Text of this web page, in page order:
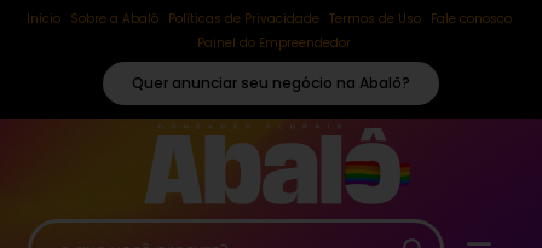
Início Sobre a Abalô Políticas de Privacidade Termos de Uso
Fale conosco
Painel do Empreendedor
Quer anunciar seu negócio na Abalô?